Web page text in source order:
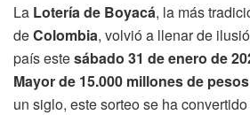
La Lotería de Boyacá, la más
deColombia, volvió a llenar de
país estesábado 31 de enero de
Mayor de 15.000 millones de pesos
un siglo, este sorteo se ha